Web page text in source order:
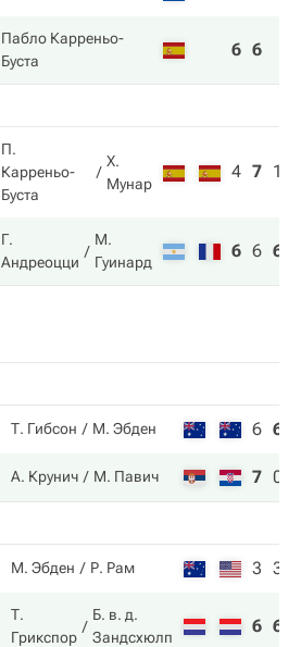
Пабло Карреньо-
Буста
6 6
П.
Карреньо-
Буста
Х.
Мунар
4 7 1
Г.
Андреоцци
М.
Гуинард
6 6 6
Т. Гибсон М. Эбден 6 6
А. Крунич М. Павич 7 0
М. Эбден Р. Рам 3 3
Т.
Грикспор
Б. в. д.
Зандсхюлп
6 6